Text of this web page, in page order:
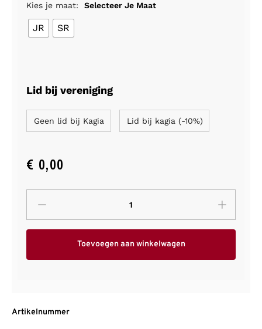
Kies je maat:
Selecteer Je Maat
JR SR
Lid bij vereniging
Geen lid bij Kagia Lid bij kagia (-10%)
€ 0,00
Toevoegen aan winkelwagen
Artikelnummer